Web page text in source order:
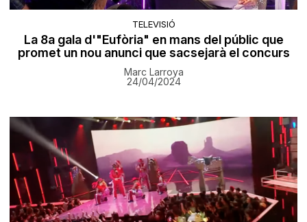
TELEVISIÓ
La 8a gala d'"Eufòria" en mans del públic que
promet un nou anunci que sacsejarà el concurs
Marc Larroya
24/04/2024